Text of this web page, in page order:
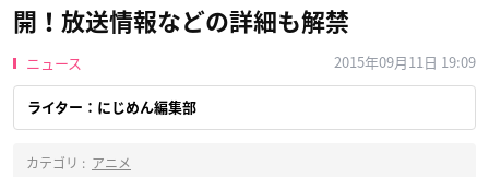
開！放送情報などの詳細も解禁
ニュース 2015年09月11日 19:09
ライター：にじめん編集部
カテゴリ : アニメ